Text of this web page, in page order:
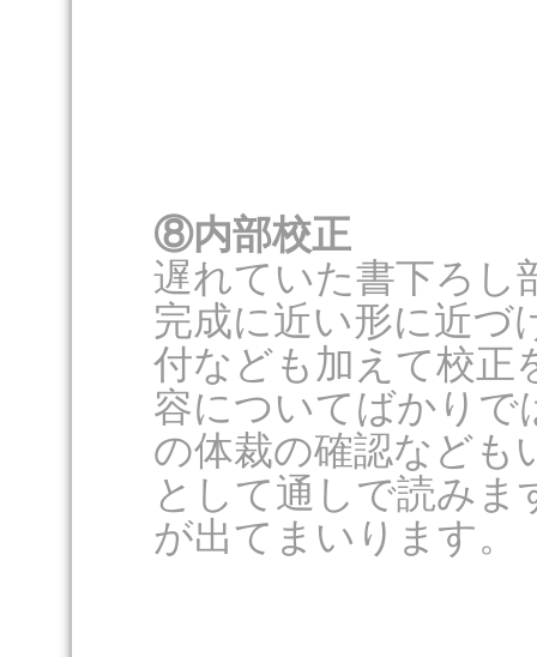
⑧内部校正
遅れていた書下ろし
完成に近い形に近づ
付なども加えて校正
容についてばかりで
の体裁の確認なども
として通しで読みま
が出てまいります。